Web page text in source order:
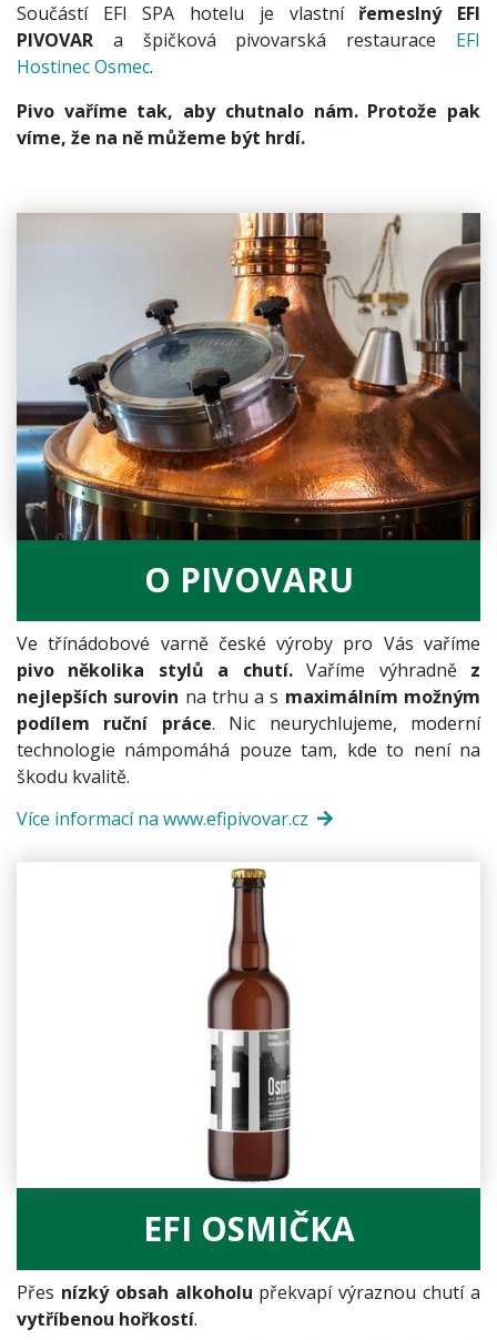
Součástí EFI SPA hotelu je vlastní řemeslný EFI
PIVOVAR a špičková pivovarská restaurace EFI
Hostinec Osmec.
Pivo vaříme tak, aby chutnalo nám. Protože pak
víme, že na ně můžeme být hrdí.
O PIVOVARU
Ve třínádobové varně české výroby pro Vás vaříme
pivo několika stylů a chutí.Vaříme výhradně z
nejlepších surovin na trhu a s maximálním možným
podílem ruční práce. Nic neurychlujeme, moderní
technologie námpomáhá pouze tam, kde to není na
škodu kvalitě.
Více informací na www.efipivovar.cz
EFI OSMIČKA
Přes nízký obsah alkoholu překvapí výraznou chutí a
vytříbenou hořkostí.